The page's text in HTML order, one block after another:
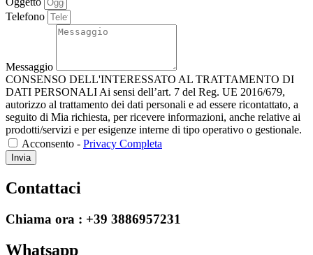
Telefono
Messaggio
CONSENSO DELL'INTERESSATO AL TRATTAMENTO DI
DATI PERSONALI Ai sensi dell’art. 7 del Reg. UE 2016/679,
autorizzo al trattamento dei dati personali e ad essere ricontattato, a
seguito di Mia richiesta, per ricevere informazioni, anche relative ai
prodotti/servizi e per esigenze interne di tipo operativo o gestionale.
Acconsento - Privacy Completa
Invia
Contattaci
Chiama ora : +39 3886957231
Whatsapp